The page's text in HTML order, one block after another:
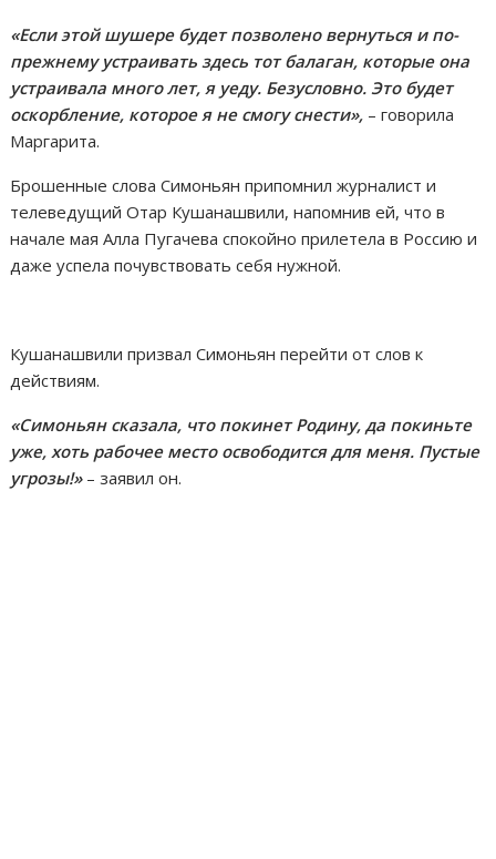
«Если этой шушере будет позволено вернуться и по-
прежнему устраивать здесь тот балаган, которые она
устраивала много лет, я уеду. Безусловно. Это будет
оскорбление, которое я не смогу снести», – говорила
Маргарита.
Брошенные слова Симоньян припомнил журналист и
телеведущий Отар Кушанашвили, напомнив ей, что в
начале мая Алла Пугачева спокойно прилетела в Россию и
даже успела почувствовать себя нужной.
Кушанашвили призвал Симоньян перейти от слов к
действиям.
«Симоньян сказала, что покинет Родину, да покиньте
уже, хоть рабочее место освободится для меня. Пустые
угрозы!»– заявил он.